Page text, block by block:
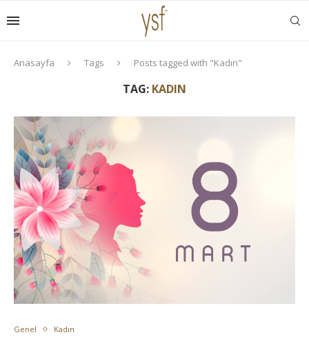
Anasayfa Tags Posts tagged with "Kadın"
TAG: KADIN
Genel Kadın